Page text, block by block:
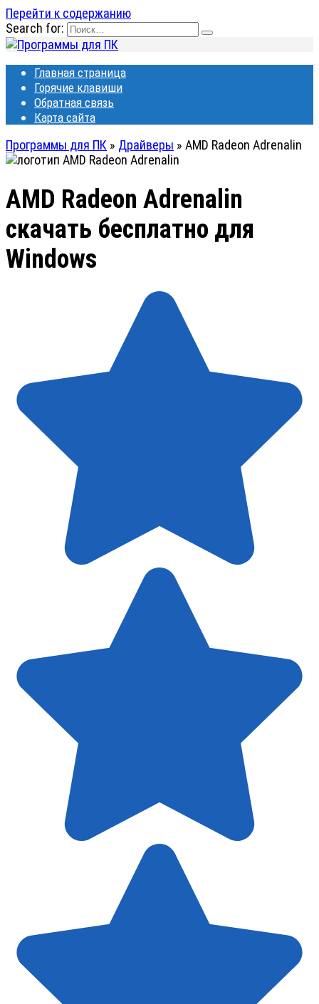
Перейти к содержанию
Search for:
Главная страница
Горячие клавиши
Обратная связь
Карта сайта
Программы для ПК » Драйверы » AMD Radeon Adrenalin
AMD Radeon Adrenalin
скачать бесплатно для
Windows